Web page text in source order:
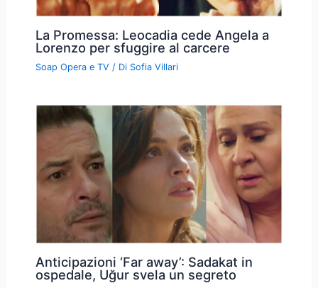
La Promessa: Leocadia cede Angela a
Lorenzo per sfuggire al carcere
Soap Opera e TV / Di Sofia Villari
Anticipazioni ‘Far away’: Sadakat in
ospedale, Uğur svela un segreto